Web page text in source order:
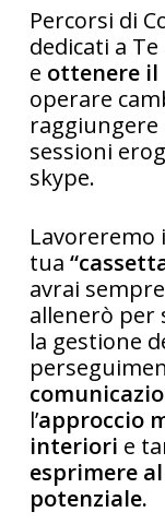
Percorsi di
dedicati a
e ottenere il
operare
raggiungere
sessioni
skype.
Lavoreremo
tua
avrai
allenerò per
la gestione
l’approccio
interiori e
esprimere
potenziale.